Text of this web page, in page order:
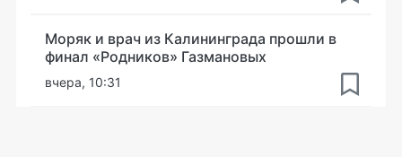
Моряк и врач из Калининграда прошли в
финал «Родников» Газмановых
вчера, 10:31